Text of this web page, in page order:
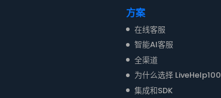
方案
在线客服
智能AI客服
全渠道
为什么选择 LiveHelp100
集成和SDK